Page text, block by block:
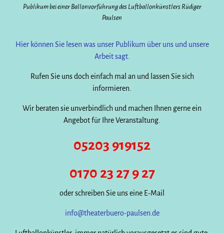
Publikum bei einer Ballonvorführung des Luftballonkünstlers Rüdiger
Paulsen
Hier können Sie lesen was unser Publikum über uns und unsere
Arbeit sagt.
Rufen Sie uns doch einfach mal an und lassen Sie sich
informieren.
Wir beraten sie unverbindlich und machen Ihnen gerne ein
Angebot für Ihre Veranstaltung.
05203 919152
0170 23 27 9 27
oder schreiben Sie uns eine E-Mail
info@theaterbuero-paulsen.de